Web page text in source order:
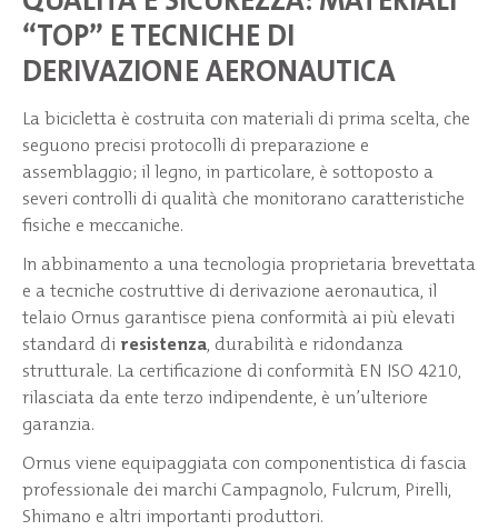
“TOP” E TECNICHE DI
DERIVAZIONE AERONAUTICA
La bicicletta è costruita con materiali di prima scelta, che
seguono precisi protocolli di preparazione e
assemblaggio; il legno, in particolare, è sottoposto a
severi controlli di qualità che monitorano caratteristiche
fisiche e meccaniche.
In abbinamento a una tecnologia proprietaria brevettata
e a tecniche costruttive di derivazione aeronautica, il
telaio Ornus garantisce piena conformità ai più elevati
standard di resistenza, durabilità e ridondanza
strutturale. La certificazione di conformità EN ISO 4210,
rilasciata da ente terzo indipendente, è un’ulteriore
garanzia.
Ornus viene equipaggiata con componentistica di fascia
professionale dei marchi Campagnolo, Fulcrum, Pirelli,
Shimano e altri importanti produttori.